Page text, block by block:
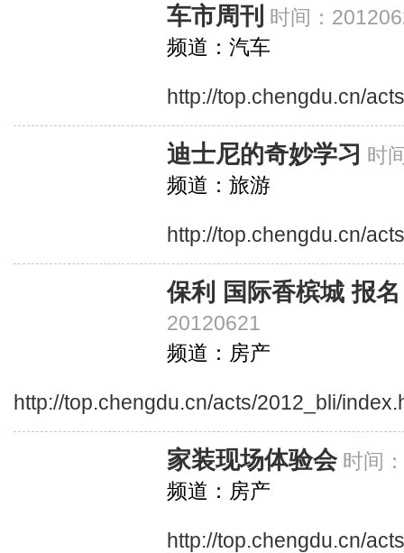
车市周刊 时间：
频道：汽车
http://top.chengdu.cn/
迪士尼的奇妙学习 时
频道：旅游
http://top.chengdu.cn/
保利 国际香槟城 报名
20120621
频道：房产
http://top.chengdu.cn/acts/2012_bli/
家装现场体验会 时间
频道：房产
http://top.chengdu.cn/